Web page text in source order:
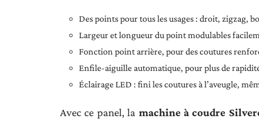
Des points pour tous les usages : droit, zigzag,
Largeur et longueur du point modulables
Fonction point arrière, pour des coutures
Enfile-aiguille automatique, pour plus de
Éclairage LED : fini les coutures à l’aveugle,
Avec ce panel, la machine à coudre